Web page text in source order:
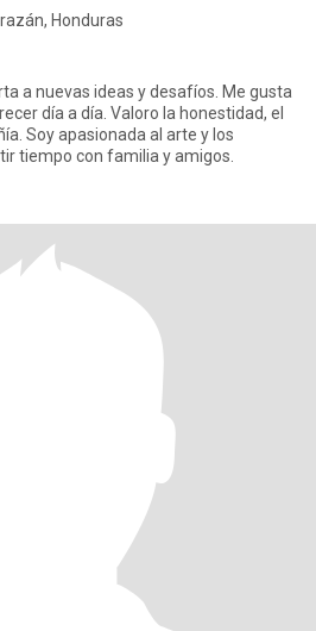
Honduras
a nuevas ideas y desafíos. Me gusta
día a día. Valoro la honestidad, el
Soy apasionada al arte y los
tiempo con familia y amigos.